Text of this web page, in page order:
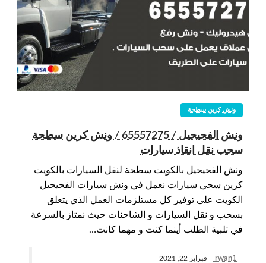
ونش كرين سطحة
ونش الفحيحيل / 65557275 / ونش كرين سطحة
سحب نقل انقاذ سيارات
ونش الفحيحيل بالكويت سطحة لنقل السيارات بالكويت
كرين سحي سيارات نعمل في ونش سيارات الفحيحيل
الكويت على توفير كل مستلزمات العمل الذي يتعلق
بسحب و نقل السيارات و الشاحنات حيث نمتاز بالسرعة
في تلبية الطلب أينما كنت و مهما كانت…
rwan1 فبراير 22, 2021